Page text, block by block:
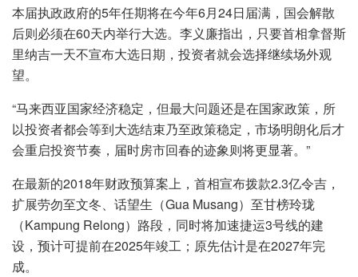
本届执政政府的5年任期将在今年6月24日届满，国会解散
后则必须在60天内举行大选。李义廉指出，只要首相拿督斯
里纳吉一天不宣布大选日期，投资者就会选择继续场外观
望。
“马来西亚国家经济稳定，但最大问题还是在国家政策，所
以投资者都会等到大选结束乃至政策稳定，市场明朗化后才
会重启投资节奏，届时房市回春的迹象则将更显著。”
在最新的2018年财政预算案上，首相宣布拨款2.3亿令吉，
扩展劳勿至文冬、话望生（Gua Musang）至甘榜玲珑
（Kampung Relong）路段，同时将加速捷运3号线的建
设，预计可提前在2025年竣工；原先估计是在2027年完
成。